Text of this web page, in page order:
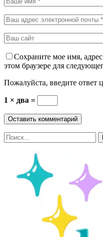
Сохраните мое имя,
этом браузере для
Пожалуйста, введите ответ
1 × два =